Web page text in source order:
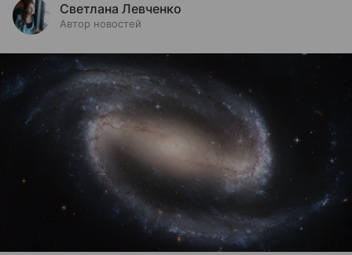
Светлана Левченко
Автор новостей